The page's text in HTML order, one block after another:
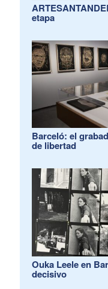
etapa
Barceló: el
de libertad
Ouka Leele en
decisivo